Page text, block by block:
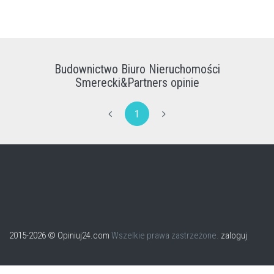
Budownictwo Biuro Nieruchomości
Smerecki&Partners opinie
1
2015-2026 © Opiniuj24.com Wszelkie prawa zastrzeżone. zaloguj